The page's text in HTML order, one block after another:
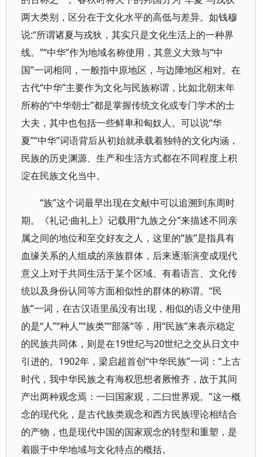
两大类别，区分在于文化水平的高低与差异。如钱穆
说:“所谓诸夏与戎狄，其实只是文化生活上的一种界
线。”“中华”作为地域名称使用，其意义大致与“中
国”一词相同，一般指中原地区，与边陲地区相对。在
古代“中华”主要作为文化与民族称谓，比如北朝末年
所称的“中华朝士”都是掌握传统文化或专门学术的士
大夫，其中也包括一些鲜卑和匈奴人。可以说“华
夏”“中华”词语背后从初始就承载着独特的文化内涵，
民族的历史渊源、生产和生活方式都在不同程度上积
淀在民族文化当中。
“族”这个词最早出现在文献中可以追溯到东周时
期。《礼记·曲礼上》记载用“九族之分”来描述不同亲
属之间的地位和至交好友之人，这里的“族”是指具有
血缘关系的人组成的亲族群体，后来逐渐演变成现代
意义上对于共同生活于某个区域、有着语言、文化传
统以及身份认同等方面相似性的群体的称谓。“民
族”一词，在古汉语里虽没有出现，相似的语义中使用
的是“人”“种人”“族类”“部落”等，用“民族”来表示稳定
的民族共同体，则是在19世纪与20世纪之交从日文中
引进的。1902年，梁启超首创“中华民族”一词：“上古
时代，我中华民族之有海权思想者厥惟齐，故于其间
产出两种观念焉：一曰国家观，二曰世界观。”这一概
念的现代化，是古代族类观念和西方民族理论相结合
的产物，也是现代中国的国家观念的转型和重塑，是
着眼于中华地域与文化特点的概括。